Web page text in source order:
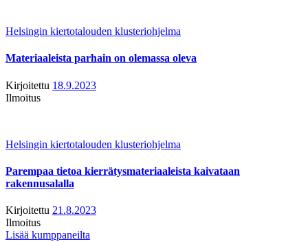
Helsingin kiertotalouden klusteriohjelma
Materiaaleista parhain on olemassa oleva
Kirjoitettu 18.9.2023
Ilmoitus
Helsingin kiertotalouden klusteriohjelma
Parempaa tietoa kierrätysmateriaaleista kaivataan
rakennusalalla
Kirjoitettu 21.8.2023
Ilmoitus
Lisää kumppaneilta